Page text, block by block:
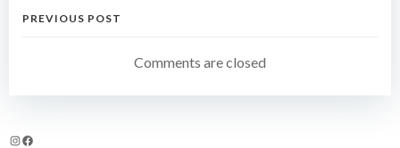
Navigation
l’article
PREVIOUS POST
Comments are closed
Instagram
Facebook